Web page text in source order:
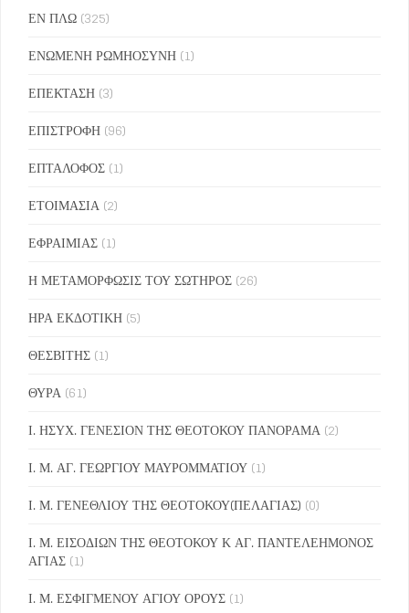
ΕΝ ΠΛΩ (325)
ΕΝΩΜΕΝΗ ΡΩΜΗΟΣΥΝΗ (1)
ΕΠΕΚΤΑΣΗ (3)
ΕΠΙΣΤΡΟΦΗ (96)
ΕΠΤΑΛΟΦΟΣ (1)
ΕΤΟΙΜΑΣΙΑ (2)
ΕΦΡΑΙΜΙΑΣ (1)
Η ΜΕΤΑΜΟΡΦΩΣΙΣ ΤΟΥ ΣΩΤΗΡΟΣ (26)
ΗΡΑ ΕΚΔΟΤΙΚΗ (5)
ΘΕΣΒΙΤΗΣ (1)
ΘΥΡΑ (61)
Ι. ΗΣΥΧ. ΓΕΝΕΣΙΟΝ ΤΗΣ ΘΕΟΤΟΚΟΥ ΠΑΝΟΡΑΜΑ (2)
Ι. Μ. ΑΓ. ΓΕΩΡΓΙΟΥ ΜΑΥΡΟΜΜΑΤΙΟΥ (1)
Ι. Μ. ΓΕΝΕΘΛΙΟΥ ΤΗΣ ΘΕΟΤΟΚΟΥ(ΠΕΛΑΓΙΑΣ) (0)
Ι. Μ. ΕΙΣΟΔΙΩΝ ΤΗΣ ΘΕΟΤΟΚΟΥ Κ ΑΓ. ΠΑΝΤΕΛΕΗΜΟΝΟΣ
ΑΓΙΑΣ (1)
Ι. Μ. ΕΣΦΙΓΜΕΝΟΥ ΑΓΙΟΥ ΟΡΟΥΣ (1)